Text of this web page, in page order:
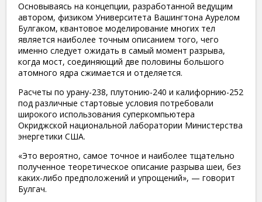
Основываясь на концепции, разработанной ведущим
автором, физиком Университета Вашингтона Аурелом
Булгаком, квантовое моделирование многих тел
является наиболее точным описанием того, чего
именно следует ожидать в самый момент разрыва,
когда мост, соединяющий две половины большого
атомного ядра сжимается и отделяется.
Расчеты по урану-238, плутонию-240 и калифорнию-252
под различные стартовые условия потребовали
широкого использования суперкомпьютера
Окриджской национальной лаборатории Министерства
энергетики США.
«Это вероятно, самое точное и наиболее тщательно
полученное теоретическое описание разрыва шеи, без
каких-либо предположений и упрощений», — говорит
Булгач.